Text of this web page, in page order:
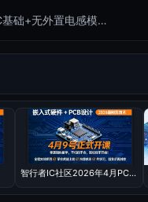
[20260527 期]第11节:DCDC基础+无外置电感模块设计
智行者IC社区2026年4月PC...